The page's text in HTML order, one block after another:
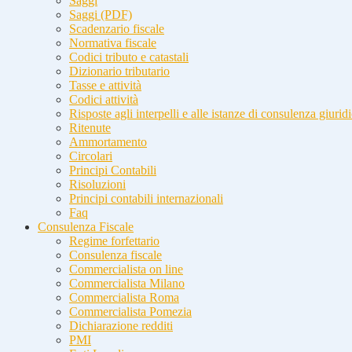
Saggi (PDF)
Scadenzario fiscale
Normativa fiscale
Codici tributo e catastali
Dizionario tributario
Tasse e attività
Codici attività
Risposte agli interpelli e alle istanze di consulenza
Ritenute
Ammortamento
Circolari
Principi Contabili
Risoluzioni
Principi contabili internazionali
Faq
Consulenza Fiscale
Regime forfettario
Consulenza fiscale
Commercialista on line
Commercialista Milano
Commercialista Roma
Commercialista Pomezia
Dichiarazione redditi
PMI